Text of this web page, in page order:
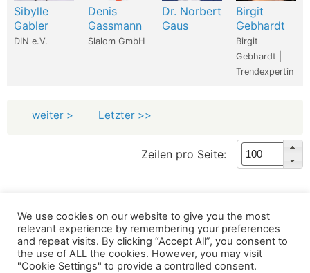
Sibylle
Gabler
DIN e.V.
Denis
Gassmann
Slalom GmbH
Dr. Norbert
Gaus
Birgit
Gebhardt
Birgit
Gebhardt |
Trendexpertin
weiter > Letzter >>
Zeilen pro Seite:
Wir verwenden für diese Webseite
Datenschutz Kopierrechte Impressum
We use cookies on our website to give you the most
relevant experience by remembering your preferences
and repeat visits. By clicking “Accept All”, you consent to
the use of ALL the cookies. However, you may visit
"Cookie Settings" to provide a controlled consent.